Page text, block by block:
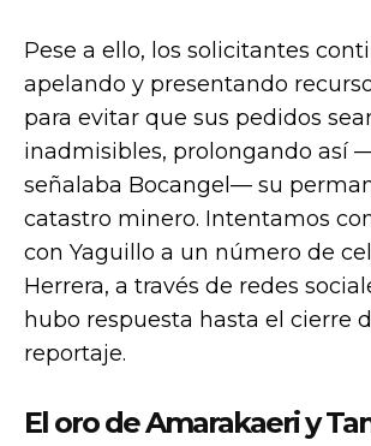
Pese a ello, los solicitantes
apelando y presentando
para evitar que sus pedidos
inadmisibles, prolongando así
señalaba Bocangel— su
catastro minero. Intentamos
con Yaguillo a un número de
Herrera, a través de redes
hubo respuesta hasta el cierre
reportaje.
El oro de Amarakaeri y